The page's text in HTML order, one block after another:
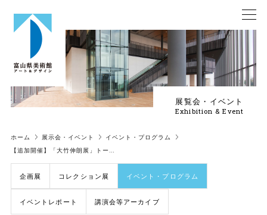
展覧会・イベント
Exhibition & Event
ホーム 展示会・イベント
イベント・プログラム
【追加開催】「大竹伸朗展」トー…
企画展 コレクション展 イベント・プログラム
イベントレポート 講演会等アーカイブ